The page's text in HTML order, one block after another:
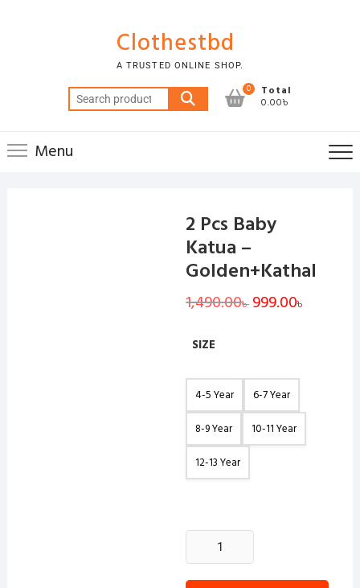
Clothestbd
A TRUSTED ONLINE SHOP.
Search
for:
0 Total
0.00৳
Menu
2 Pcs Baby
Katua –
Golden+Kathal
1,490.00৳ Original
price
999.00৳
SIZE
4-5 Year
6-7 Year
8-9 Year
10-11 Year
12-13 Year
2
Pcs
Baby